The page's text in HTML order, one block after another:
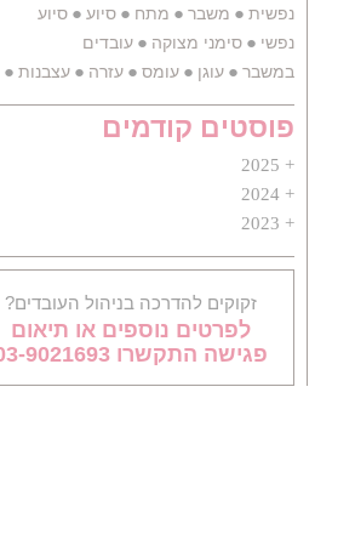
נפשית ● משבר ● מתח ● סיוע ● סיוע
נפשי ● סימני מצוקה ● עובדים
במשבר ● עוגן ● עומס ● עזרה ● עצבנות ●
פוסטים קודמים
2025
2024
2023
זקוקים להדרכה בניהול העובדים?
לפרטים נוספים או תיאום
פגישה התקשרו 03-9021693